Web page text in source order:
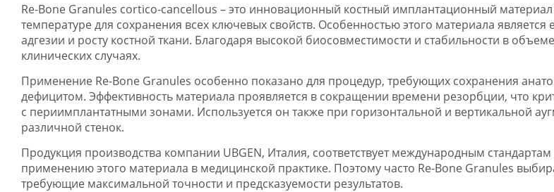
Re-Bone Granules cortico-cancellous – это инновационный костный имплантационный
температуре для сохранения всех ключевых свойств. Особенностью этого материала
адгезии и росту костной ткани. Благодаря высокой биосовместимости и стабильности в
клинических случаях.
Применение Re-Bone Granules особенно показано для процедур, требующих сохранения
дефицитом. Эффективность материала проявляется в сокращении времени резорбции, что
с периимплантатными зонами. Используется он также при горизонтальной и вертикальной
различной стенок.
Продукция производства компании UBGEN, Италия, соответствует международным
применению этого материала в медицинской практике. Поэтому часто Re-Bone Granules
требующие максимальной точности и предсказуемости результатов.